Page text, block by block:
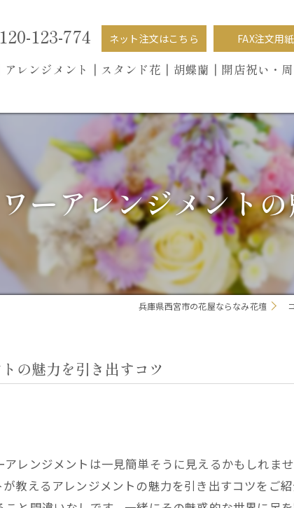
123-774 ネット注文はこちら FAX注文用紙
アレンジメント┃ スタンド花┃ 胡蝶蘭 ┃開店祝い・
ーアレンジメント
兵庫県西宮市の花屋ならなみ花壇
の魅力を引き出すコツ
レンジメントは一見簡単そうに見えるかもしれま
教えるアレンジメントの魅力を引き出すコツをご